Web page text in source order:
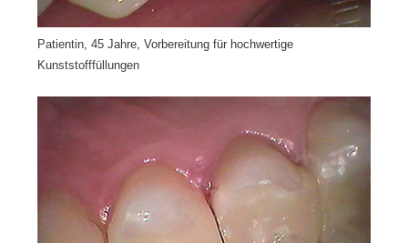
Patientin, 45 Jahre, Vorbereitung für hochwertige
Kunststofffüllungen